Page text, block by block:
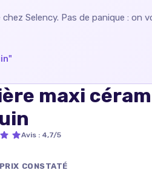
chez Selency. Pas de panique : on
"
maxi
Avis: 4,7/5
CONSTATÉ